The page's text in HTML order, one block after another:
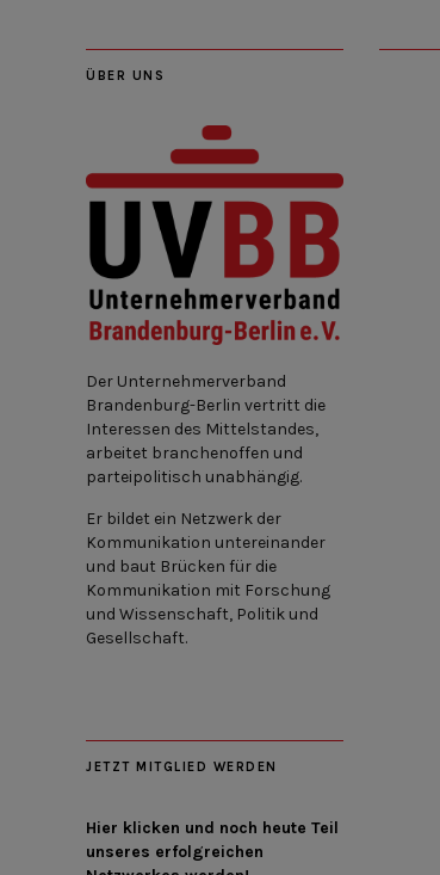
ÜBER UNS
Der Unternehmerverband
Brandenburg-Berlin vertritt die
Interessen des Mittelstandes,
arbeitet branchenoffen und
parteipolitisch unabhängig.
Er bildet ein Netzwerk der
Kommunikation untereinander
und baut Brücken für die
Kommunikation mit Forschung
und Wissenschaft, Politik und
Gesellschaft.
JETZT MITGLIED WERDEN
Hier klicken und noch heute Teil
unseres erfolgreichen